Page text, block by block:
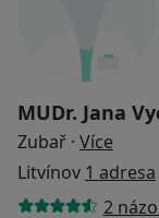
MUDr. Jana
Zubař · Více
Litvínov 1 adresa
2